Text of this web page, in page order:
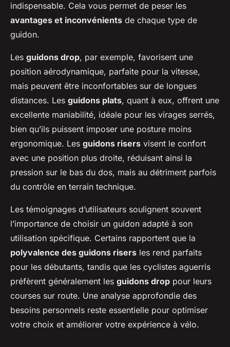
indispensable. Cela vous permet de peser les
avantages et inconvénients de chaque type de
guidon.
Les guidons drop, par exemple, favorisent une
position aérodynamique, parfaite pour la vitesse,
mais peuvent être inconfortables sur de longues
distances. Les guidons plats, quant à eux, offrent une
excellente maniabilité, idéale pour les virages serrés,
bien qu’ils puissent imposer une posture moins
ergonomique. Les guidons risers visent le confort
avec une position plus droite, réduisant ainsi la
pression sur le bas du dos, mais au détriment parfois
du contrôle en terrain technique.
Les témoignages d’utilisateurs soulignent souvent
l’importance de choisir un guidon adapté à son
utilisation spécifique. Certains rapportent que la
polyvalence des guidons risers les rend parfaits
pour les débutants, tandis que les cyclistes aguerris
préfèrent généralement les guidons drop pour leurs
courses sur route. Une analyse approfondie des
besoins personnels reste essentielle pour optimiser
votre choix et améliorer votre expérience à vélo.